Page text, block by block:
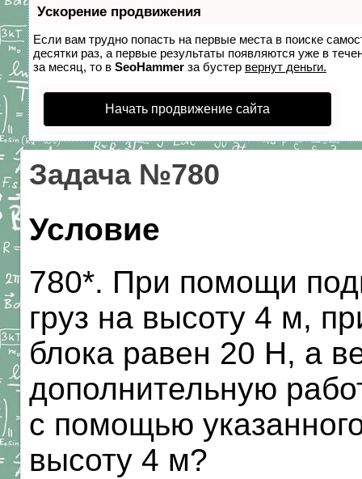
Ускорение продвижения
Если вам трудно попасть на первые места в поиске
десятки раз, а первые результаты появляются уже в
за месяц, то в SeoHammer за бустер вернут деньги.
Начать продвижение сайта
Задача №780
Условие
780*. При помощи
груз на высоту 4 м,
блока равен 20 Н, а
дополнительную
с помощью
высоту 4 м?